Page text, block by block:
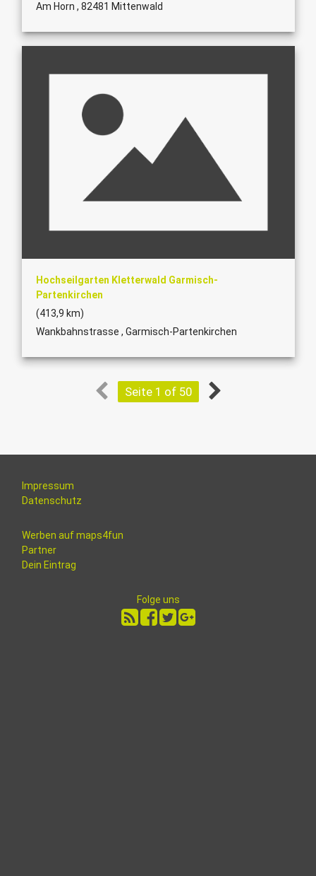
Am Horn , 82481 Mittenwald
Hochseilgarten Kletterwald Garmisch-
Partenkirchen
(413,9 km)
Wankbahnstrasse , Garmisch-Partenkirchen
Seite 1 of 50
Impressum
Datenschutz
Werben auf maps4fun
Partner
Dein Eintrag
Folge uns